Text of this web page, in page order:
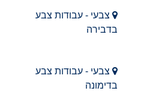
צבעי - עבודות צבע
בדבירה
צבעי - עבודות צבע
בדימונה